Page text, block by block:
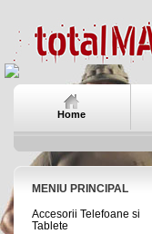
Home
MENIU PRINCIPAL
Accesorii Telefoane si
Tablete